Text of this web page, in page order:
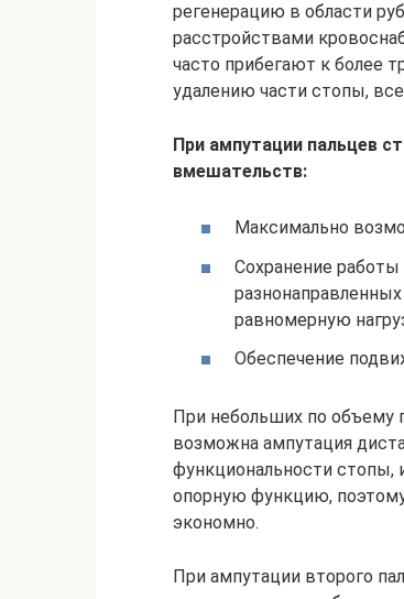
регенерацию в области
расстройствами
часто прибегают к более
удалению части стопы,
При ампутации пальцев
вмешательств:
Максимально
Сохранение работы
равномерную
Обеспечение
При небольших по объему
возможна ампутация
функциональности стопы,
опорную функцию,
экономно.
При ампутации второго